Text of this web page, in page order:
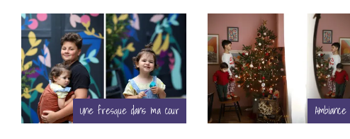
Ambiance Noël Mettre en vente sa maison